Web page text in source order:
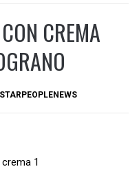
CREMA
STARPEOPLENEWS